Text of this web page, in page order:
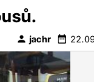
person jachr date_range